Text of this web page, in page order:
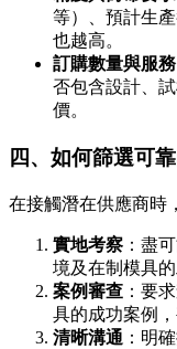
等）、預計生
也越高。
訂購數量與服務
否包含設計、
價。
四、如何篩選可
在接觸潛在供應商時
實地考察 ：盡
境及在制模具的
案例審查 ：要
具的成功案例，
清晰溝通 ：明